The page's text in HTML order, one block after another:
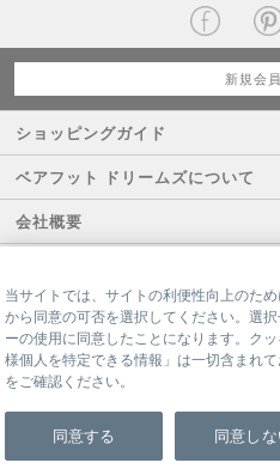
新規会
ショッピングガイド
ベアフット ドリームズについて
会社概要
©LITTLE
当サイトでは、サイトの利便性向上のた
から同意の可否を選択してください。選
ーの使用に同意したことになります。ク
様個人を特定できる情報」は一切含まれ
をご確認ください。
同意し
同意する